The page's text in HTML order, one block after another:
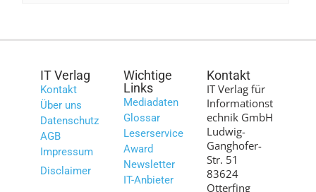
IT Verlag
Kontakt
Über uns
Datenschutz
AGB
Impressum
Disclaimer
Wichtige
Links
Mediadaten
Glossar
Leserservice
Award
Newsletter
IT-Anbieter
Kontakt
IT Verlag für
Informationst
echnik GmbH
Ludwig-
Ganghofer-
Str. 51
83624
Otterfing